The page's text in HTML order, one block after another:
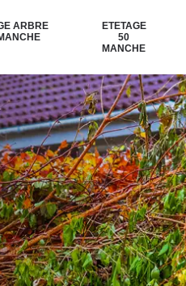
ARBRE
ETETAGE
50
MANCHE